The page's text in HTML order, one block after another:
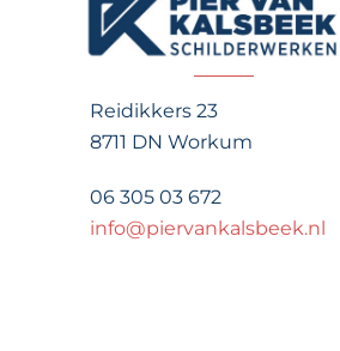
Reidikkers 23
8711 DN Workum
06 305 03 672
info@piervankalsbeek.nl